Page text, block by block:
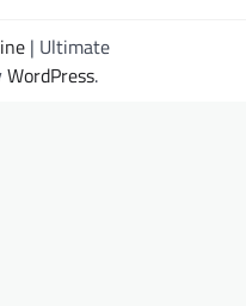
| Ultimate
WordPress.